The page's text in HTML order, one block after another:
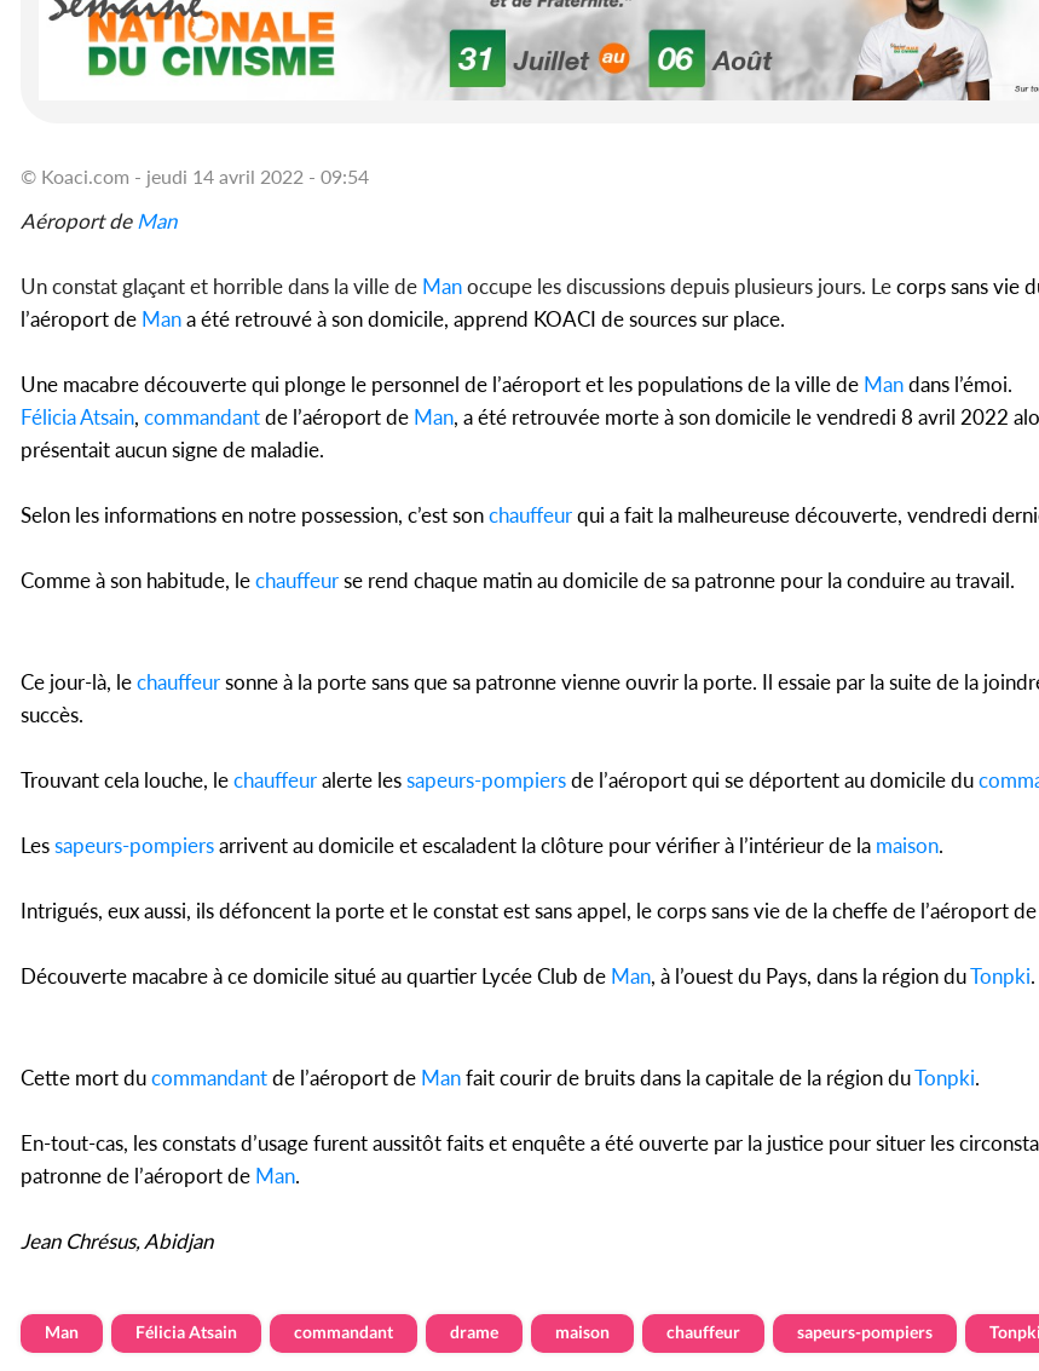
© Koaci.com - jeudi 14 avril 2022 - 09:54
Aéroport de Man
Un constat glaçant et horrible dans la ville de Manoccupe les discussions depuis plusieurs jours. Lecorps sans vie
l’aéroport de Mana été retrouvé à son domicile, apprend KOACI de sources sur place.
Une macabre découverte qui plonge le personnel de l’aéroport et les populations de la ville de Mandans l’émoi.
Félicia Atsain, commandantde l’aéroport de Man, a été retrouvée morte à son domicile le vendredi 8 avril 2022
présentait aucun signe de maladie.
Selon les informations en notre possession, c’est sonchauffeurqui a fait la malheureuse découverte, vendredi
Comme à son habitude, lechauffeurse rend chaque matin au domicile de sa patronne pour la conduire au travail.
Ce jour-là, lechauffeursonne à la porte sans que sa patronne vienne ouvrir la porte. Il essaie par la suite de la
succès.
Trouvant cela louche, lechauffeuralerte lessapeurs-pompiersde l’aéroport qui se déportent au domicile du
Lessapeurs-pompiersarrivent au domicile et escaladent la clôture pour vérifier à l’intérieur de la maison.
Intrigués, eux aussi, ils défoncent la porte et le constat est sans appel, le corps sans vie de la cheffe de l’aéroport de
Découverte macabre à ce domicile situé au quartier Lycée Club de Man, à l’ouest du Pays, dans la région duTonpki.
Cette mort ducommandantde l’aéroport de Manfait courir de bruits dans la capitale de la région duTonpki.
En-tout-cas, les constats d’usage furent aussitôt faits et enquête a été ouverte par la justice pour situer les
patronne de l’aéroport de Man.
Jean Chrésus, Abidjan
Man Félicia Atsain commandant drame maison chauffeur sapeurs-pompiers Tonpki
Côte
2026,